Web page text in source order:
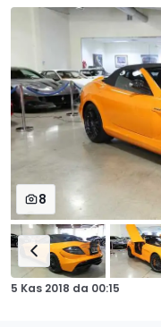
8
5 Kas 2018 da 00:15